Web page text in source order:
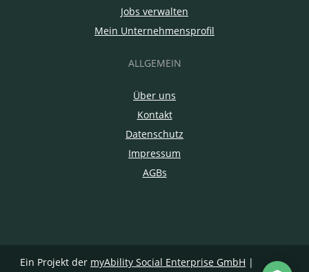
Jobs verwalten
Mein Unternehmensprofil
ALLGEMEIN
Über uns
Kontakt
Datenschutz
Impressum
AGBs
Ein Projekt der myAbility Social Enterprise GmbH |